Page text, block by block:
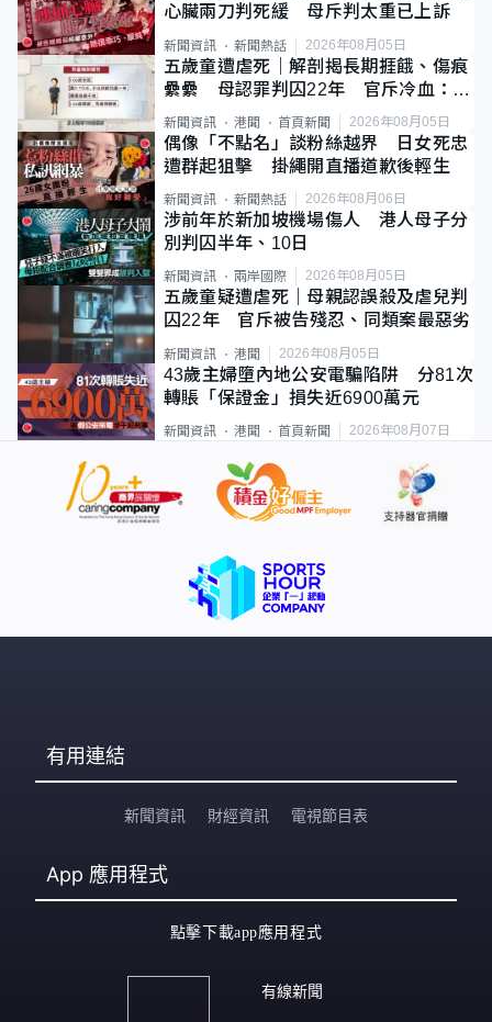
心臟兩刀判死緩 母斥判太重已上訴
新聞資訊 新聞熱話 2026年08月05日
五歲童遭虐死｜解剖揭長期捱餓、傷痕
纍纍 母認罪判囚22年 官斥冷血：同
類案最惡劣
新聞資訊 港聞 首頁新聞 2026年08月05日
偶像「不點名」談粉絲越界 日女死忠
遭群起狙擊 掛繩開直播道歉後輕生
新聞資訊 新聞熱話 2026年08月06日
涉前年於新加坡機場傷人 港人母子分
別判囚半年、10日
新聞資訊 兩岸國際 2026年08月05日
五歲童疑遭虐死｜母親認誤殺及虐兒判
囚22年 官斥被告殘忍、同類案最惡劣
新聞資訊 港聞 2026年08月05日
43歲主婦墮內地公安電騙陷阱 分81次
轉賬「保證金」損失近6900萬元
新聞資訊 港聞 首頁新聞 2026年08月07日
有用連結
新聞資訊 財經資訊 電視節目表
App 應用程式
點擊下載app應用程式
有線新聞